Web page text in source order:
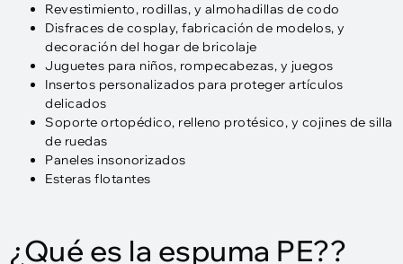
Revestimiento, rodillas, y almohadillas de codo
Disfraces de cosplay, fabricación de modelos, y
decoración del hogar de bricolaje
Juguetes para niños, rompecabezas, y juegos
Insertos personalizados para proteger artículos
delicados
Soporte ortopédico, relleno protésico, y cojines de silla
de ruedas
Paneles insonorizados
Esteras flotantes
¿Qué es la espuma PE??